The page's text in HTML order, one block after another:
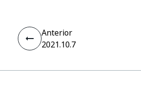
Anterior
2021.10.7